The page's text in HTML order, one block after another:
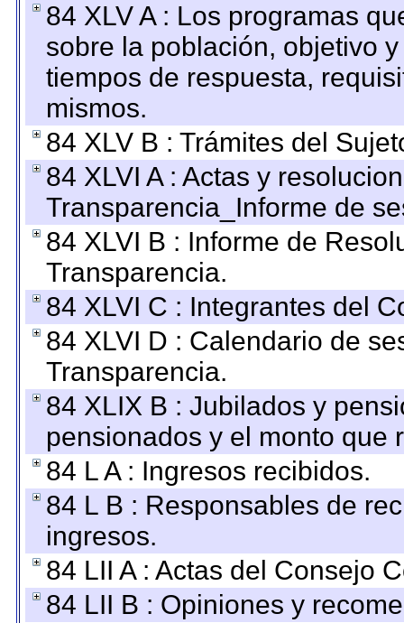
84 XLV A : Los programas
sobre la población, objetivo
tiempos de respuesta,
mismos.
84 XLV B : Trámites del
84 XLVI A : Actas y
Transparencia_Informe de
84 XLVI B : Informe de
Transparencia.
84 XLVI C : Integrantes del
84 XLVI D : Calendario de
Transparencia.
84 XLIX B : Jubilados y
pensionados y el monto que
84 L A : Ingresos recibidos.
84 L B : Responsables de
ingresos.
84 LII A : Actas del Consejo
84 LII B : Opiniones y